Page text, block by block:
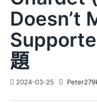
Doesn’t
題
2024-03-25